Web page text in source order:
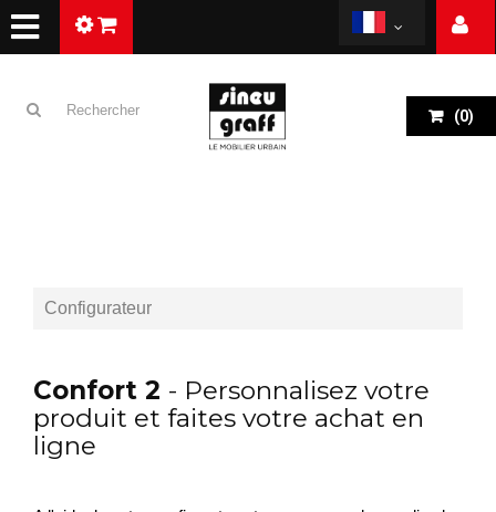
(0)
Configurateur
Confort 2 - Personnalisez votre
produit et faites votre achat en
ligne